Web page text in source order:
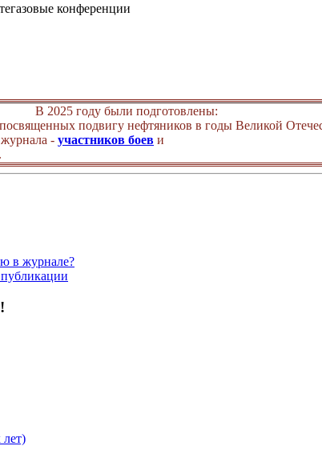
конференции
В 2025 году были подготовлены:
посвященных подвигу нефтяников в годы Великой
- участников боев и
.
в журнале?